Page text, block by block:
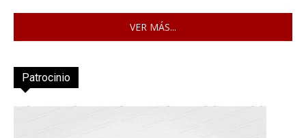
VER MÁS...
Patrocinio